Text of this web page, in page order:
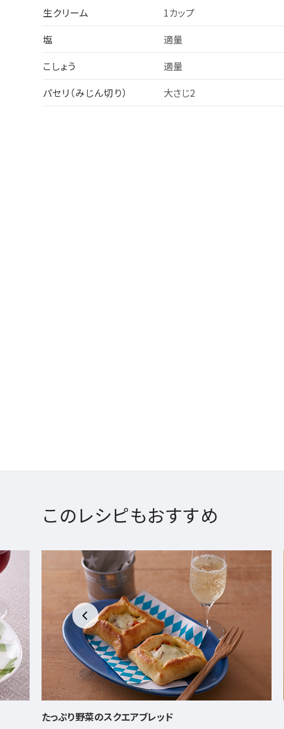
生クリーム
1カップ
塩
適量
こしょう
適量
パセリ（みじん切り）
大さじ2
このレシピもおすすめ
しょうがたっぷり牛肉のしぐれ煮